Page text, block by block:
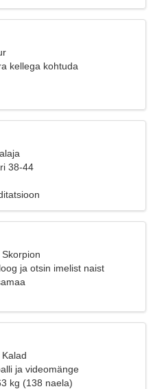
kellega kohtuda
38-44
ja otsin imelist naist
ja videomänge
kg (138 naela)